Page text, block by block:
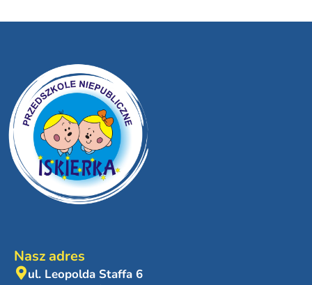
Nasz adres
ul. Leopolda Staffa 6